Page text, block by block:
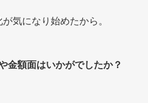
気になり始めたから。
金額面はいかがでしたか？